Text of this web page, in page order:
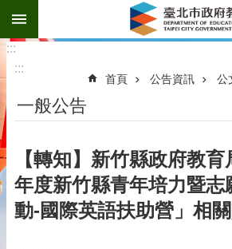
跳到主要內容區塊
:::
:::
首頁 公告資訊 公
一般公告
【轉知】新竹縣政府教
年度新竹縣青年培力暨志
動-國際英語扶助營」相